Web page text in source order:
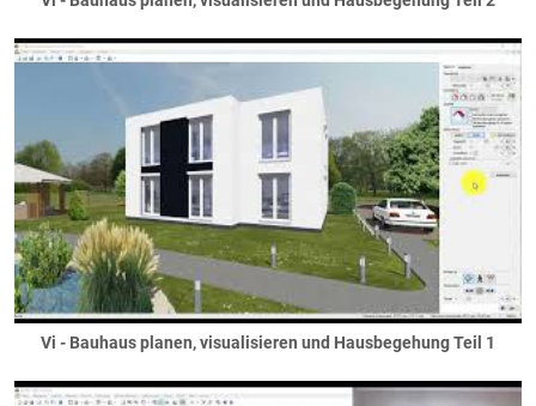
Elektroinstallation
Deckenuntersichten
Faschen
Fassadenteilflächen
Gaubenfassade
Grenadierschichten
Sockel
Fundamentierung
... unter dem Haus
... unter Nebengebäuden
Vi - Bauhaus planen, visualisieren und Hausbegehung Teil 1